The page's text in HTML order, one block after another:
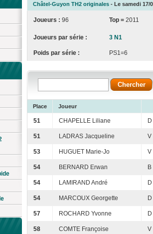
Châtel-Guyon TH2 originales - Le samedi 17/
Joueurs : 96 Top = 2011
Joueurs par série : 3 N1
Poids par série : PS1=6
Place Joueur
51 CHAPELLE Liliane D
51 LADRAS Jacqueline V
53 HUGUET Marie-Jo V
54 BERNARD Erwan B
54 LAMIRAND André D
54 MARCOUX Georgette D
57 ROCHARD Yvonne D
58 COMTE Françoise V